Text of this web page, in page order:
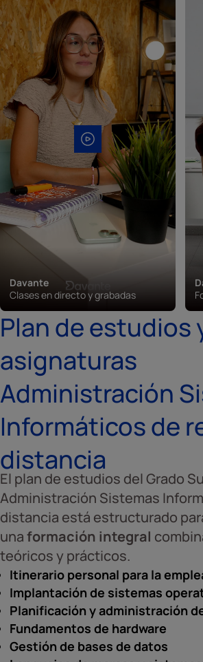
Davante
Clases en directo y grabadas
Plan de estudios
asignaturas
Administración
Informáticos de
distancia
El plan de estudios del Grado
Administración Sistemas
distancia está estructurado
unaformación integral
teóricos y prácticos.
Itinerario personal para la
Implantación de sistemas
Planificación y administración
Fundamentos de hardware
Gestión de bases de datos